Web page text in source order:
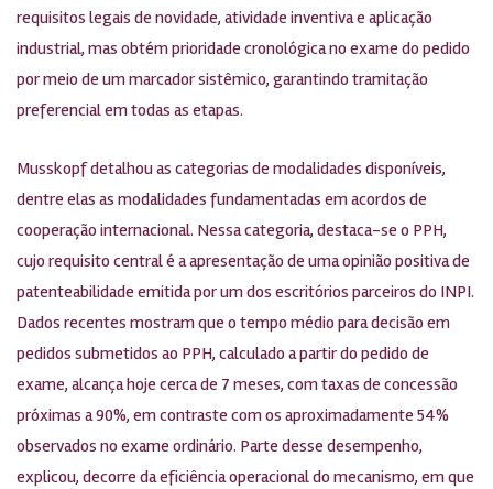
requisitos legais de novidade, atividade inventiva e aplicação
industrial, mas obtém prioridade cronológica no exame do pedido
por meio de um marcador sistêmico, garantindo tramitação
preferencial em todas as etapas.
Musskopf detalhou as categorias de modalidades disponíveis,
dentre elas as modalidades fundamentadas em acordos de
cooperação internacional. Nessa categoria, destaca-se o PPH,
cujo requisito central é a apresentação de uma opinião positiva de
patenteabilidade emitida por um dos escritórios parceiros do INPI.
Dados recentes mostram que o tempo médio para decisão em
pedidos submetidos ao PPH, calculado a partir do pedido de
exame, alcança hoje cerca de 7 meses, com taxas de concessão
próximas a 90%, em contraste com os aproximadamente 54%
observados no exame ordinário. Parte desse desempenho,
explicou, decorre da eficiência operacional do mecanismo, em que